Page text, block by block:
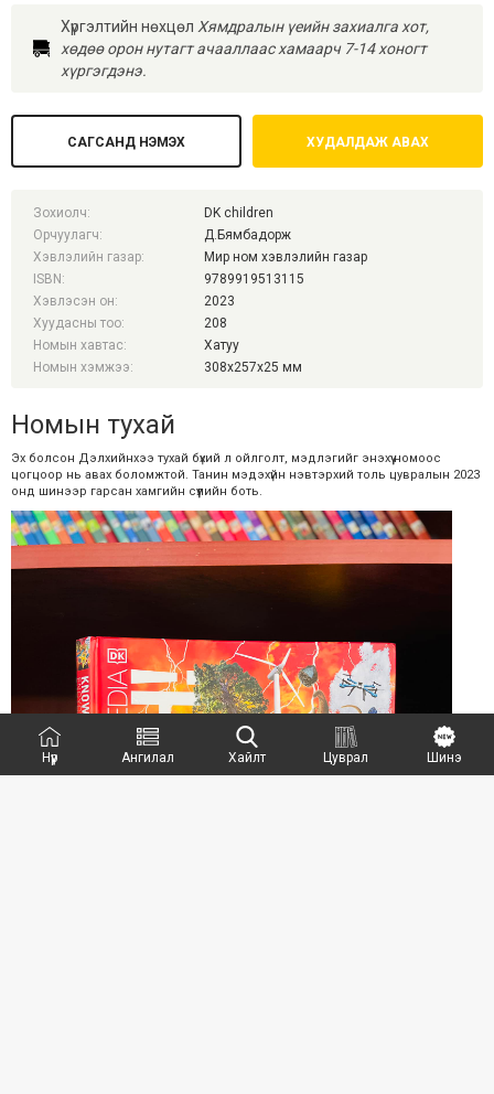
Нүүр Ангилал Хайлт Цуврал Шинэ
Хүргэлтийн нөхцөл Хямдралын үеийн захиалга хот,
хөдөө орон нутагт ачааллаас хамаарч 7-14 хоногт
хүргэгдэнэ.
САГСАНД НЭМЭХ ХУДАЛДАЖ АВАХ
Зохиолч:
DK children
Орчуулагч:
Д.Бямбадорж
Хэвлэлийн газар:
Мир ном хэвлэлийн газар
ISBN:
9789919513115
Хэвлэсэн он:
2023
Хуудасны тоо:
208
Номын хавтас:
Хатуу
Номын хэмжээ:
308x257x25 мм
Номын тухай
Эх болсон Дэлхийнхээ тухай бүхий л ойлголт, мэдлэгийг энэхүү номоос
цогцоор нь авах боломжтой. Танин мэдэхүйн нэвтэрхий толь цувралын 2023
онд шинээр гарсан хамгийн сүүлийн боть.